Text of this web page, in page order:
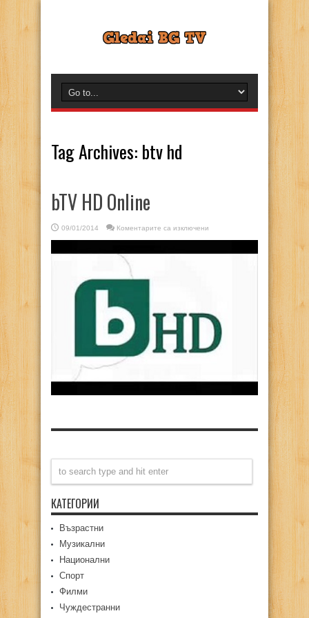
Tag Archives: btv hd
bTV HD Online
09/01/2014 Коментарите са изключени
HD
КАТЕГОРИИ
Възрастни
Музикални
Национални
Спорт
Филми
Чуждестранни